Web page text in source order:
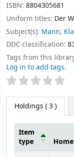
ISBN: 8804305681
Uniform titles: Der
Subject(s): Mann,
DDC classification:
Tags from this
Log in to add tags.
Star ratings
Holdings ( 3 )
Item
type